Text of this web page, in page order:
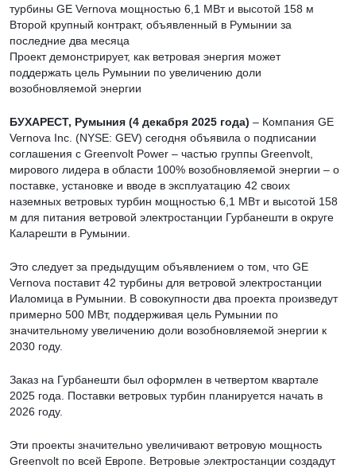
турбины GE Vernova мощностью 6,1 МВт и высотой 158 м
Второй крупный контракт, объявленный в Румынии за
последние два месяца
Проект демонстрирует, как ветровая энергия может
поддержать цель Румынии по увеличению доли
возобновляемой энергии
БУХАРЕСТ, Румыния (4 декабря 2025 года) – Компания GE
Vernova Inc. (NYSE: GEV) сегодня объявила о подписании
соглашения с Greenvolt Power – частью группы Greenvolt,
мирового лидера в области 100% возобновляемой энергии – о
поставке, установке и вводе в эксплуатацию 42 своих
наземных ветровых турбин мощностью 6,1 МВт и высотой 158
м для питания ветровой электростанции Гурбанешти в округе
Каларешти в Румынии.
Это следует за предыдущим объявлением о том, что GE
Vernova поставит 42 турбины для ветровой электростанции
Иаломица в Румынии. В совокупности два проекта произведут
примерно 500 МВт, поддерживая цель Румынии по
значительному увеличению доли возобновляемой энергии к
2030 году.
Заказ на Гурбанешти был оформлен в четвертом квартале
2025 года. Поставки ветровых турбин планируется начать в
2026 году.
Эти проекты значительно увеличивают ветровую мощность
Greenvolt по всей Европе. Ветровые электростанции создадут